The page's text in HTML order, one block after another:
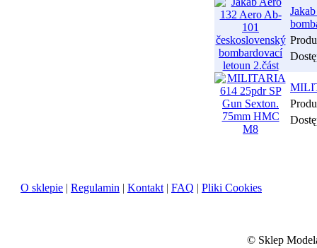
O sklepie | Regulamin | Kontakt | FAQ | Pliki Cookies
© Sklep